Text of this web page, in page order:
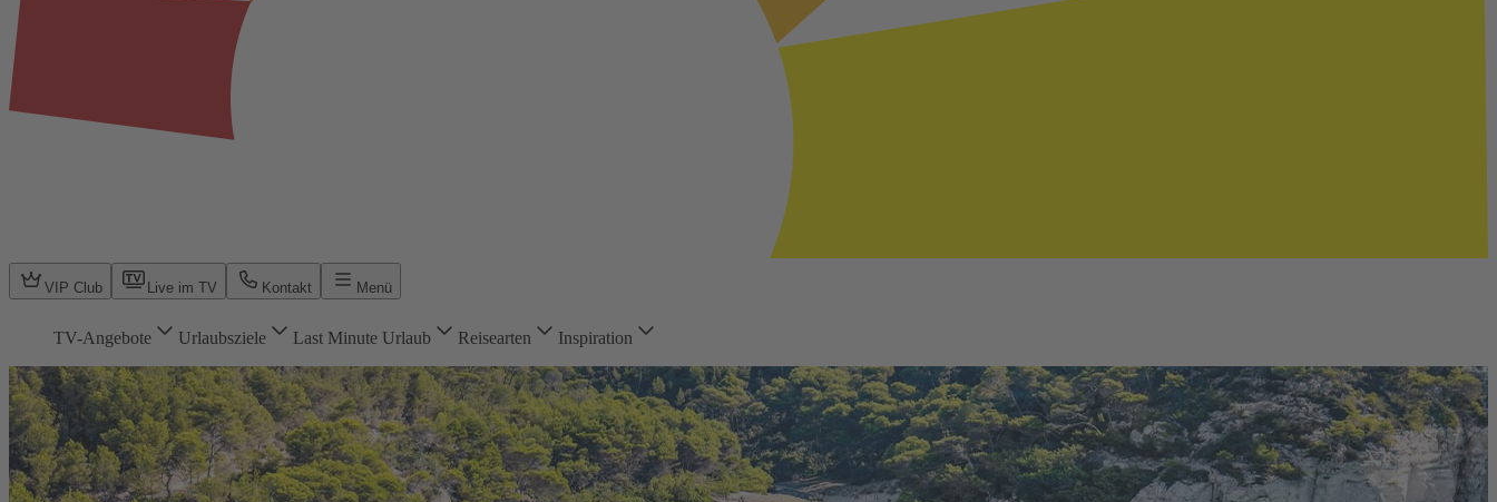
VIP Club Live im TV Kontakt Menü
TV-Angebote Urlaubsziele Last Minute Urlaub Reisearten Inspiration